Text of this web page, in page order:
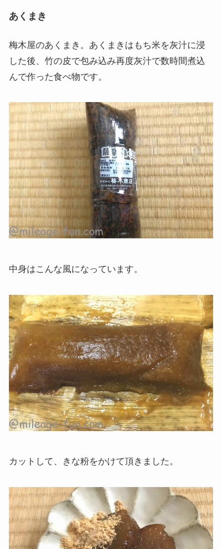
あくまき
梅木屋のあくまき。あくまきはもち米を灰汁に浸
した後、 竹の皮で包み込み再度灰汁で数時間煮込
んで作った食べ物です。
中身はこんな風になっています。
カットして、きな粉をかけて頂きました。